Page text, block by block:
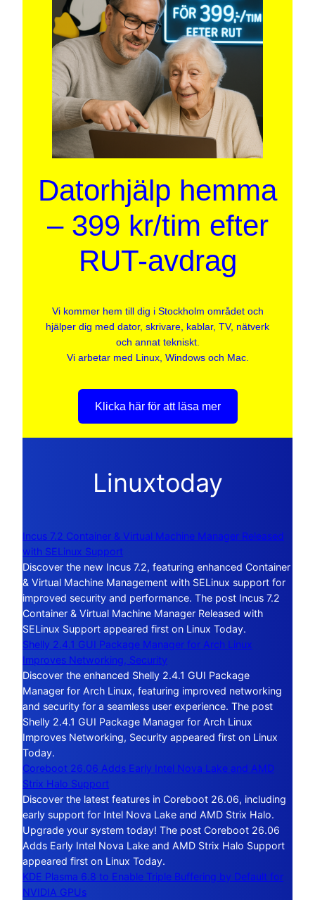
Datorhjälp hemma
– 399 kr/tim efter
RUT-avdrag
Vi kommer hem till dig i Stockholm området och
hjälper dig med dator, skrivare, kablar, TV, nätverk
och annat tekniskt.
Vi arbetar med Linux, Windows och Mac.
Klicka här för att läsa mer
Linuxtoday
Incus 7.2 Container & Virtual Machine Manager Released
with SELinux Support
Discover the new Incus 7.2, featuring enhanced Container
& Virtual Machine Management with SELinux support for
improved security and performance. The post Incus 7.2
Container & Virtual Machine Manager Released with
SELinux Support appeared first on Linux Today.
Shelly 2.4.1 GUI Package Manager for Arch Linux
Improves Networking, Security
Discover the enhanced Shelly 2.4.1 GUI Package
Manager for Arch Linux, featuring improved networking
and security for a seamless user experience. The post
Shelly 2.4.1 GUI Package Manager for Arch Linux
Improves Networking, Security appeared first on Linux
Today.
Coreboot 26.06 Adds Early Intel Nova Lake and AMD
Strix Halo Support
Discover the latest features in Coreboot 26.06, including
early support for Intel Nova Lake and AMD Strix Halo.
Upgrade your system today! The post Coreboot 26.06
Adds Early Intel Nova Lake and AMD Strix Halo Support
appeared first on Linux Today.
KDE Plasma 6.8 to Enable Triple Buffering by Default for
NVIDIA GPUs